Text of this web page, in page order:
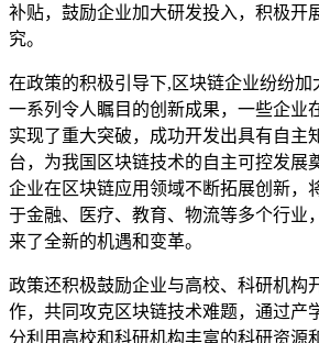
补贴，鼓励企业加大研发投入，积极开
究。
在政策的积极引导下,区块链企业纷纷加
一系列令人瞩目的创新成果，一些企业
实现了重大突破，成功开发出具有自主
台，为我国区块链技术的自主可控发展
企业在区块链应用领域不断拓展创新，
于金融、医疗、教育、物流等多个行业
来了全新的机遇和变革。
政策还积极鼓励企业与高校、科研机构
作，共同攻克区块链技术难题，通过产
分利用高校和科研机构丰富的科研资源